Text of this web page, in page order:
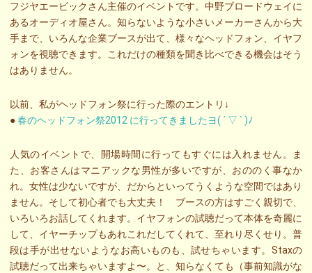
フジヤエービックさん主催のイベントです。中野ブロードウェイに
あるオーディオ屋さん。知らないような小さいメーカーさんから大
手まで、いろんな企業ブースが出て、様々なヘッドフォン、イヤフ
ォンを視聴できます。これだけの種類を聞き比べできる機会はそう
はありません。
以前、私がヘッドフォン祭に行った際のエントリ↓
●春のヘッドフォン祭2012 に行ってきましたヨ( ´ ▽ ` )ﾉ
人気のイベントで、開場時間に行ってもすぐには入れません。ま
た、お客さんはマニアックな男性が多いですが、おののく事なか
れ。女性は少ないですが、だからといってうくような空間ではあり
ません。そして初心者でも大丈夫！ ブースの方はすごく親切で、
いろいろお話してくれます。イヤフォンの試聴だって本体を奇麗に
して、イヤーチップもあれこれだしてくれて、至れり尽くせり。普
段は手が出せないようなお高いものも、試せちゃいます。Staxの
試聴だって出来ちゃいますよ〜。と、知らなくても（事前知識がな